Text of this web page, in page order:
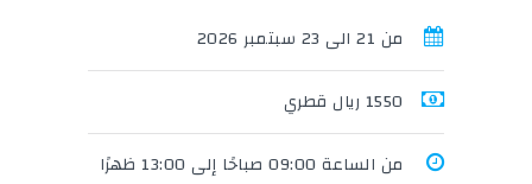
من 21 الى 23 سبتمبر 2026
1550 ريال قطري
من الساعة 09:00 صباحًا إلى 13:00 ظهرًا